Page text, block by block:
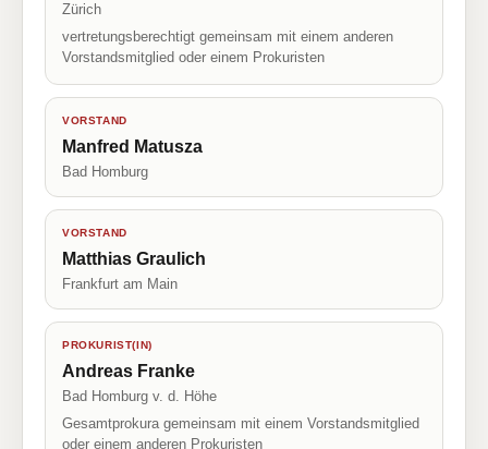
Zürich
vertretungsberechtigt gemeinsam mit einem anderen
Vorstandsmitglied oder einem Prokuristen
VORSTAND
Manfred Matusza
Bad Homburg
VORSTAND
Matthias Graulich
Frankfurt am Main
PROKURIST(IN)
Andreas Franke
Bad Homburg v. d. Höhe
Gesamtprokura gemeinsam mit einem Vorstandsmitglied
oder einem anderen Prokuristen